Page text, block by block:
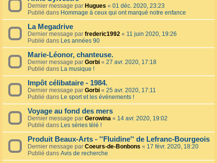
Dernier message par Hugues « 01 déc. 2020, 23:23
Publié dans Hommage à ceux qui ont marqué notre enfance
La Megadrive
Dernier message par frederic1992 « 11 juin 2020, 19:26
Publié dans Les années 90
Marie-Léonor, chanteuse.
Dernier message par Gorbi « 27 avr. 2020, 17:18
Publié dans La musique !
Impôt célibataire - 1984.
Dernier message par Gorbi « 25 avr. 2020, 17:11
Publié dans Le sport et les événements !
Voyage au fond des mers
Dernier message par Gerowina « 14 avr. 2020, 19:02
Publié dans Les séries télé !
Produit Beaux-Arts - ''Fluidine'' de Lefranc-Bourgeois
Dernier message par Coeurs-de-Bonbons « 17 févr. 2020, 18:20
Publié dans Avis de recherche